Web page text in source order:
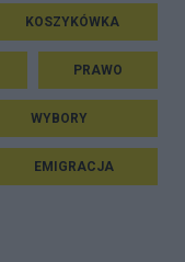
KOSZYKÓWKA
PRAWO
WYBORY
EMIGRACJA